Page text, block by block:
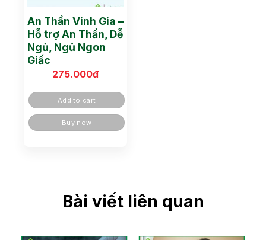
An Thần Vinh Gia –
Hỗ trợ An Thần, Dễ
Ngủ, Ngủ Ngon
Giấc
275.000đ
Add to cart
Buy now
Bài viết liên quan